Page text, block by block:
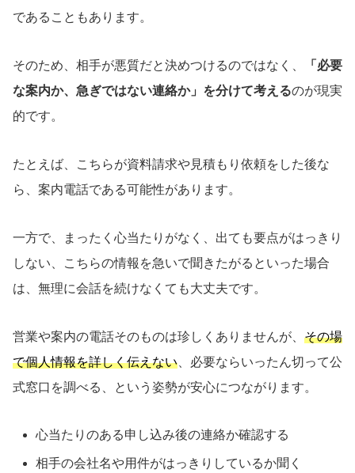
であることもあります。
そのため、相手が悪質だと決めつけるのではなく、
「必要
な案内か、急ぎではない連絡か」を分けて考えるのが現実
的です。
たとえば、こちらが資料請求や見積もり依頼をした後な
ら、案内電話である可能性があります。
一方で、まったく心当たりがなく、出ても要点がはっきり
しない、こちらの情報を急いで聞きたがるといった場合
は、無理に会話を続けなくても大丈夫です。
営業や案内の電話そのものは珍しくありませんが、 その場
で個人情報を詳しく伝えない 、必要ならいったん切って公
式窓口を調べる、という姿勢が安心につながります。
心当たりのある申し込み後の連絡か確認する
相手の会社名や用件がはっきりしているか聞く